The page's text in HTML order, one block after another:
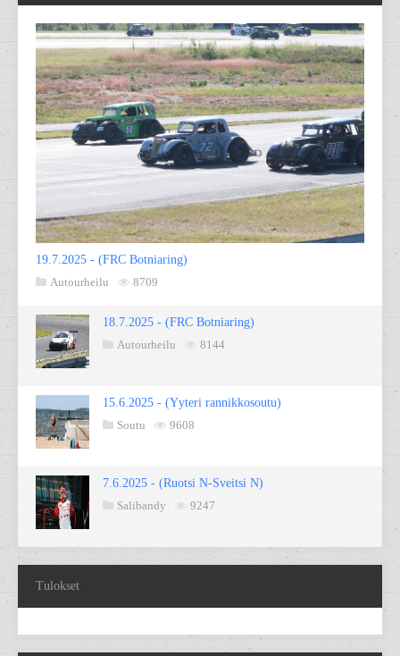
19.7.2025 - (FRC Botniaring)
Autourheilu
8709
18.7.2025 - (FRC Botniaring)
Autourheilu
8144
15.6.2025 - (Yyteri rannikkosoutu)
Soutu
9608
7.6.2025 - (Ruotsi N-Sveitsi N)
Salibandy
9247
Tulokset